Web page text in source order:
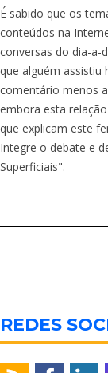
É sabido que os
conteúdos na
conversas do dia-a-
que alguém assistiu
comentário menos
embora esta
que explicam este
Integre o debate e
Superficiais".
REDES